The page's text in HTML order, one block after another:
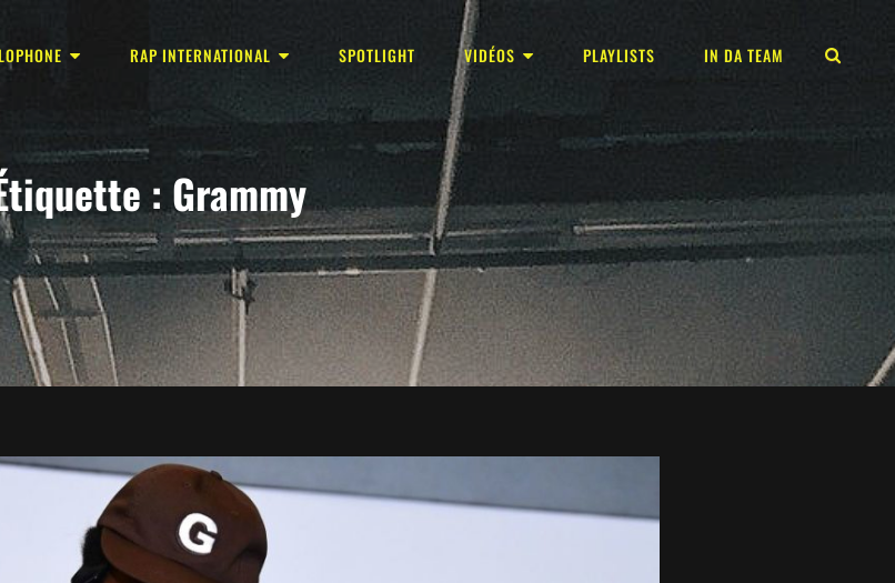
RAP INTERNATIONAL SPOTLIGHT VIDÉOS PLAYLISTS IN DA TEAM
: Grammy